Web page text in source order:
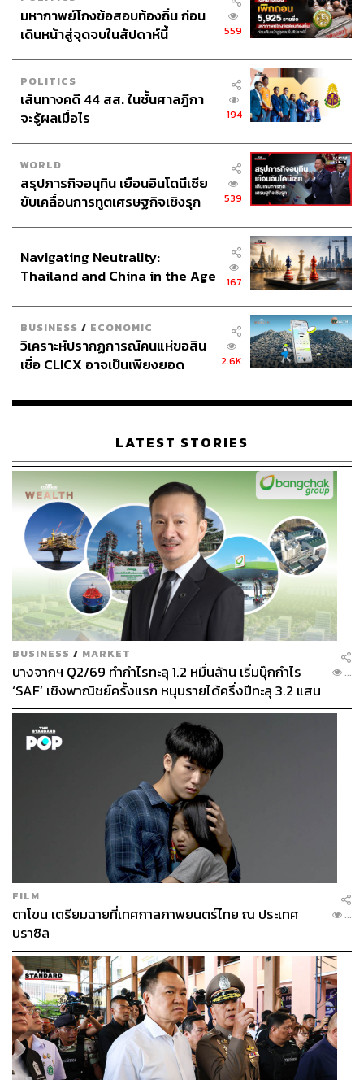
มหากาพย์โกงข้อสอบท้องถิ่น ก่อน
เดินหน้าสู่จุดจบในสัปดาห์นี้
559
POLITICS
เส้นทางคดี 44 สส. ในชั้นศาลฎีกา
จะรู้ผลเมื่อไร
194
WORLD
สรุปภารกิจอนุทิน เยือนอินโดนีเซีย
ขับเคลื่อนการทูตเศรษฐกิจเชิงรุก
539
Navigating Neutrality:
Thailand and China in the Age
167
BUSINESS / ECONOMIC
วิเคราะห์ปรากฏการณ์คนแห่ขอสิน
เชื่อ CLICX อาจเป็นเพียงยอด
เรือนไทยที่ถูกซุกไว้
2.6K
LATEST STORIES
BUSINESS / MARKET
บางจากฯ Q2/69 ทำกำไรทะลุ 1.2 หมื่นล้าน เริ่มบุ๊กกำไร
‘SAF’ เชิงพาณิชย์ครั้งแรก หนุนรายได้ครึ่งปีทะลุ 3.2 แสน
ล้าน
...
FILM
ตาโขน เตรียมฉายที่เทศกาลภาพยนตร์ไทย ณ ประเทศ
บราซิล
...